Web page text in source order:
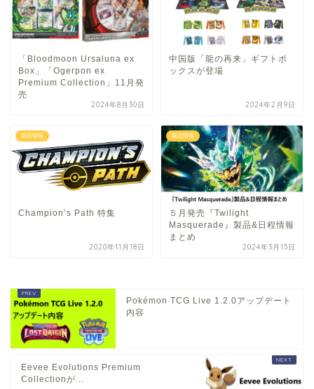
「Bloodmoon Ursaluna ex
Box」「Ogerpon ex
Premium Collection」11月発
売
2024年8月30日
中国版「龍の再来」ギフトボ
ックスが登場
2024年2月9日
製品情報
Champion’s Path 特集
2020年11月18日
製品情報
５月発売『Twilight
Masquerade』製品&日程情報
まとめ
2024年3月15日
Pokémon TCG Live 1.2.0アップデート
内容
Eevee Evolutions Premium
Collectionが...